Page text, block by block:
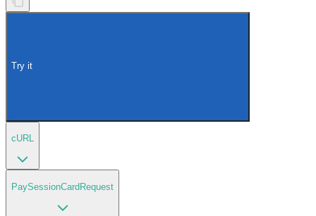
Try it
cURL
PaySessionCardRequest